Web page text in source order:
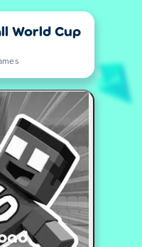
World Cup